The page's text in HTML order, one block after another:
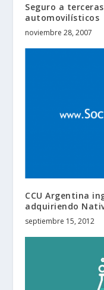
Seguro a
automovilísticos
noviembre 28, 2007
CCU Argentina
adquiriendo
septiembre 15, 2012